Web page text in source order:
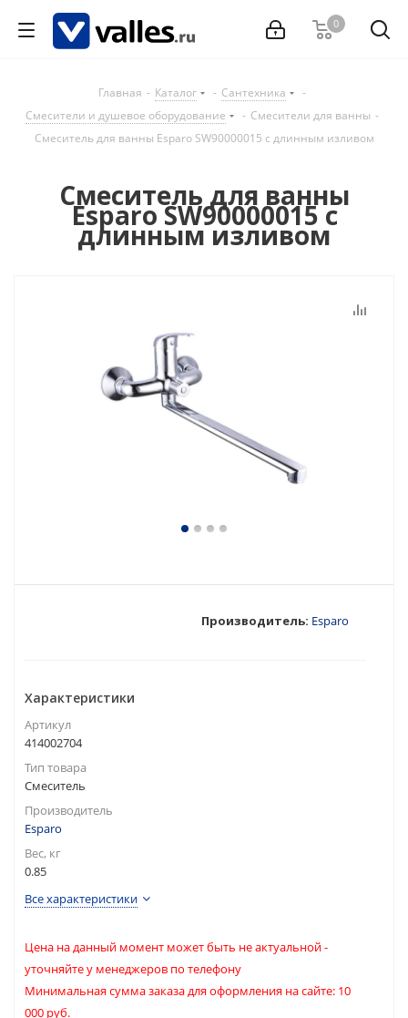
0
Главная - Каталог - Сантехника
-
Смесители и душевое оборудование
- Смесители для ванны -
Смеситель для ванны Esparo SW90000015 с длинным изливом
Смеситель для ванны
Esparo SW90000015 с
длинным изливом
Производитель: Esparo
Характеристики
Артикул
414002704
Тип товара
Смеситель
Производитель
Esparo
Вес, кг
0.85
Все характеристики
Цена на данный момент может быть не актуальной -
уточняйте у менеджеров по телефону
Минимальная сумма заказа для оформления на сайте: 10
000 руб.